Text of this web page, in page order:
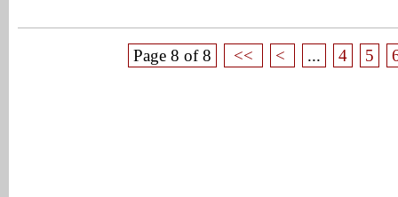
Page 8 of 8 << < ... 4 5